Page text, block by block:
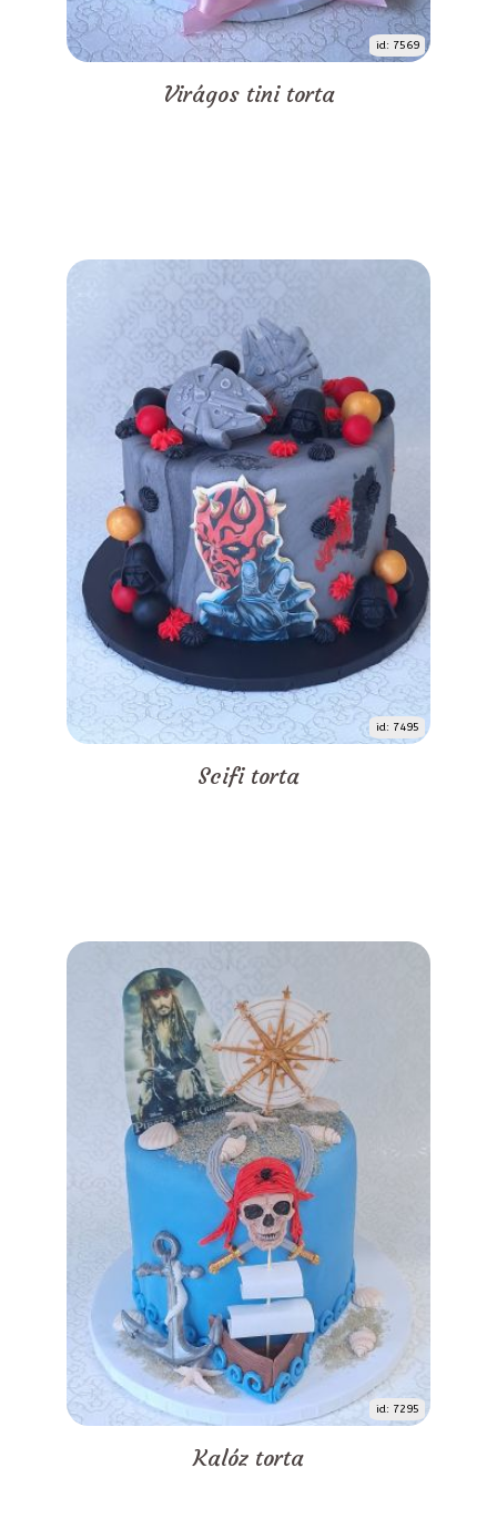
id: 7569
Virágos tini torta
id: 7495
Scifi torta
id: 7295
Kalóz torta